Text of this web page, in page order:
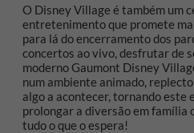
O Disney Village é também um
entretenimento que promete
para lá do encerramento dos
concertos ao vivo, desfrutar de
moderno Gaumont Disney
num ambiente animado,
algo a acontecer, tornando este
prolongar a diversão em família
tudo o que o espera!